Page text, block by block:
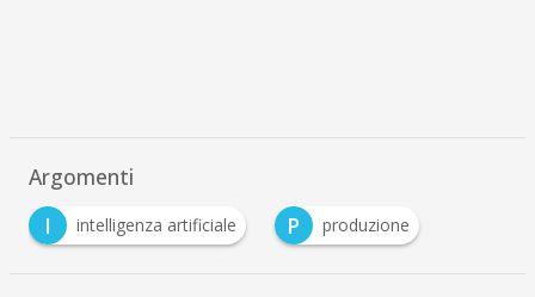
Argomenti
I
intelligenza artificiale P produzione